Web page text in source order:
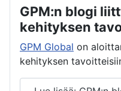
GPM:n blogi
kehityksen
GPM Global on
kehityksen